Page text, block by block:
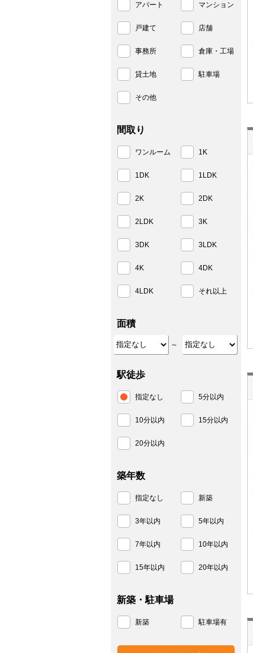
アパート マンション
戸建て 店舗
事務所 倉庫・工場
貸土地 駐車場
その他
間取り
ワンルーム 1K
1DK 1LDK
2K 2DK
2LDK 3K
3DK 3LDK
4K 4DK
4LDK それ以上
面積
～
駅徒歩
指定なし 5分以内
10分以内 15分以内
20分以内
築年数
指定なし 新築
3年以内 5年以内
7年以内 10年以内
15年以内 20年以内
新築・駐車場
新築 駐車場有